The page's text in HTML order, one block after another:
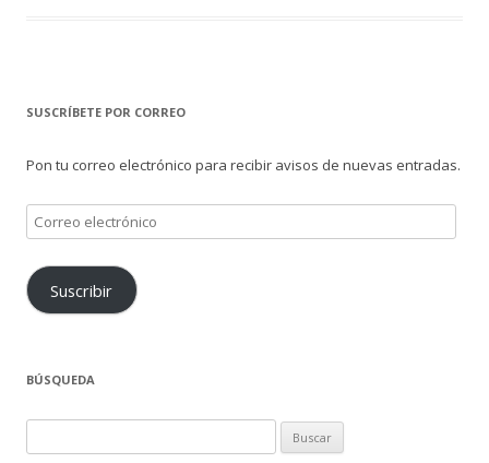
SUSCRÍBETE POR CORREO
Pon tu correo electrónico para recibir avisos de nuevas entradas.
Correo
electrónico
Suscribir
BÚSQUEDA